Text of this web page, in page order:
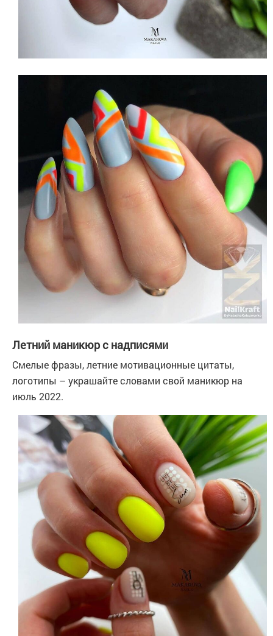
Летний маникюр с надписями
Смелые фразы, летние мотивационные цитаты,
логотипы – украшайте словами свой маникюр на
июль 2022.